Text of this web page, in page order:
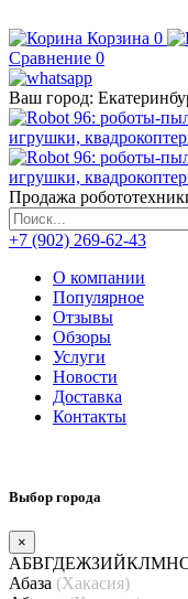
Корзина 0
Сравнение 0
Ваш город:
Продажа
+7 (902) 269-62-43
О компании
Популярное
Отзывы
Обзоры
Услуги
Новости
Доставка
Контакты
Выбор города
×
АБВГДЕЖЗИЙКЛМН
Абаза (Хакасия)